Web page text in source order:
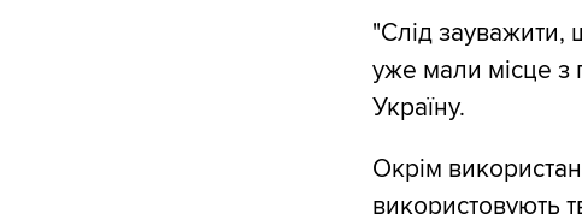
"Слід зауважити,
уже мали місце з
Україну.
Окрім
використовують